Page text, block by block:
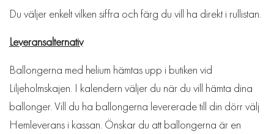
Du väljer enkelt vilken siffra och färg du vill ha direkt i rullistan.
Leveransalternativ
Ballongerna med helium hämtas upp i butiken vid
Liljeholmskajen. I kalendern väljer du när du vill hämta dina
ballonger. Vill du ha ballongerna levererade till din dörr välj
Hemleverans i kassan. Önskar du att ballongerna är en